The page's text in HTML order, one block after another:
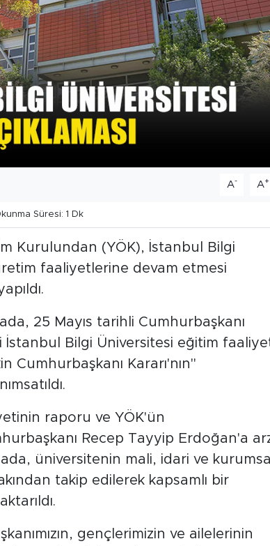
A- A+
Süresi: 1 Dk
Kurulundan (YÖK), İstanbul Bilgi
faaliyetlerine devam etmesi
25 Mayıs tarihli Cumhurbaşkanı
İstanbul Bilgi Üniversitesi eğitim
Cumhurbaşkanı Kararı'nın"
raporu ve YÖK'ün
Recep Tayyip Erdoğan'a
üniversitenin mali, idari ve kurumsal
takip edilerek kapsamlı bir
gençlerimizin ve ailelerinin